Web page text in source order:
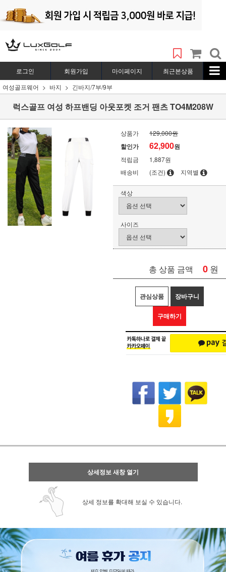
로그인 회원가입 마이페이지
최근본상품
여성골프웨어
바지 긴바지/7부/9부
럭스골프 여성 하프밴딩 아웃포켓 조거 팬츠 TO4M208W
상품가 129,000원
할인가 62,900원
적립금
1,887원
배송비
(조건) 지역별
색상
사이즈
총 상품 금액 0 원
관심상품 장바구니
구매하기
상세정보 새창 열기
상세 정보를 확대해 보실 수 있습니다.